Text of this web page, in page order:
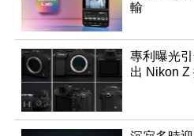
輸
專利曝光
出 Nikon Z